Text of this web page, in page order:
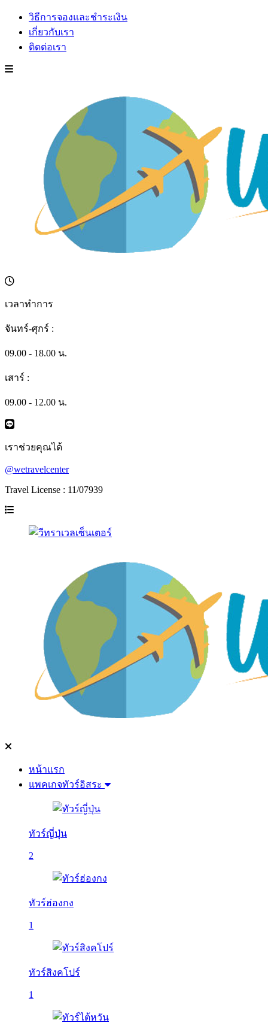
วิธีการจองและชำระเงิน
เกี่ยวกับเรา
ติดต่อเรา
เวลาทำการ
จันทร์-ศุกร์ :
09.00 - 18.00 น.
เสาร์ :
09.00 - 12.00 น.
เราช่วยคุณได้
@wetravelcenter
Travel License : 11/07939
หน้าแรก
แพคเกจทัวร์อิสระ
ทัวร์ญี่ปุ่น
2
ทัวร์ฮ่องกง
1
ทัวร์สิงคโปร์
1